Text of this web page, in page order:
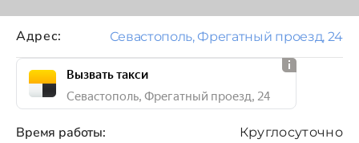
Время работы: Круглосуточно
Адрес: Севастополь, Фрегатный проезд, 24
Вызвать такси
Севастополь, Фрегатный проезд, 24